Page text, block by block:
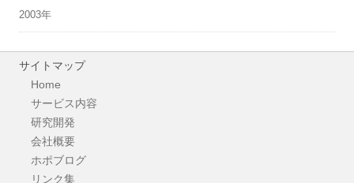
2003年
サイトマップ
Home
サービス内容
研究開発
会社概要
ホポブログ
リンク集